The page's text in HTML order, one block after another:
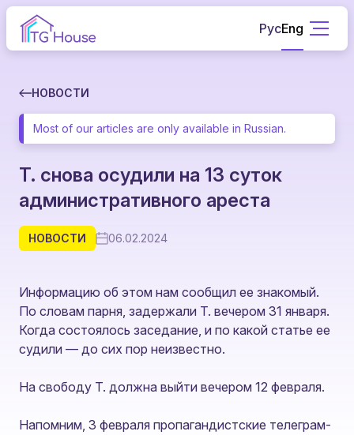
РусEng
НОВОСТИ
Most of our articles are only available in Russian.
Т. снова осудили на 13 суток
административного ареста
НОВОСТИ 06.02.2024
Информацию об этом нам сообщил ее знакомый.
По словам парня, задержали Т. вечером 31 января.
Когда состоялось заседание, и по какой статье ее
судили — до сих пор неизвестно.
На свободу Т. должна выйти вечером 12 февраля.
Напомним, 3 февраля пропагандистские телеграм-